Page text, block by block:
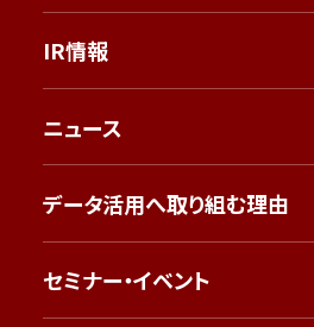
IR情報
ニュース
データ活用へ取り組む理由
セミナー・イベント